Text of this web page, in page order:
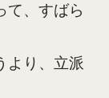
て、すばら
より、立派